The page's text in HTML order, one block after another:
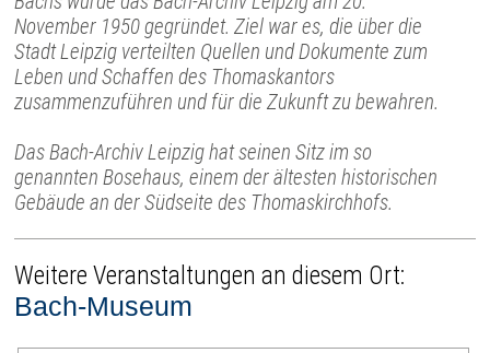
November 1950 gegründet. Ziel war es, die über die
Stadt Leipzig verteilten Quellen und Dokumente zum
Leben und Schaffen des Thomaskantors
zusammenzuführen und für die Zukunft zu bewahren.
Das Bach-Archiv Leipzig hat seinen Sitz im so
genannten Bosehaus, einem der ältesten historischen
Gebäude an der Südseite des Thomaskirchhofs.
Weitere Veranstaltungen an diesem Ort:
Bach-Museum